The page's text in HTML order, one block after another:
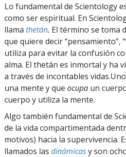
Lo fundamental de Scientology
como ser espiritual. En
llama thetán. El término se toma
que quiere decir “pensamiento”,
utiliza para evitar la confusión
alma. El thetán es inmortal y ha
a través de incontables vidas.Uno
una mente y que ocupa un
cuerpo y utiliza la mente.
Algo también fundamental de
de la vida compartimentada
motivos) hacia la supervivencia.
llamados las dinámicasy son